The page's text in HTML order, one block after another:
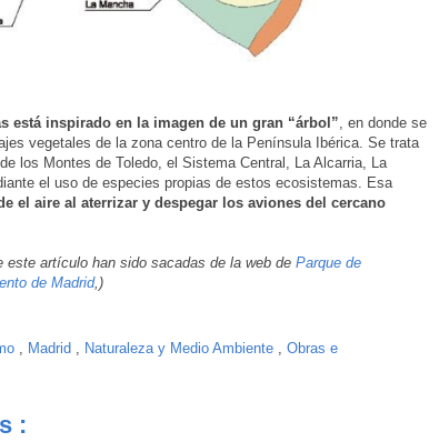
está inspirado en la imagen de un gran “árbol”, en donde se
vegetales de la zona centro de la Península Ibérica. Se trata
los Montes de Toledo, el Sistema Central, La Alcarria, La
el uso de especies propias de estos ecosistemas. Esa
el aire al aterrizar y despegar los aviones del cercano
este artículo han sido sacadas de la web de Parque de
de Madrid,)
Madrid Naturaleza y Medio Ambiente
Obras e
: